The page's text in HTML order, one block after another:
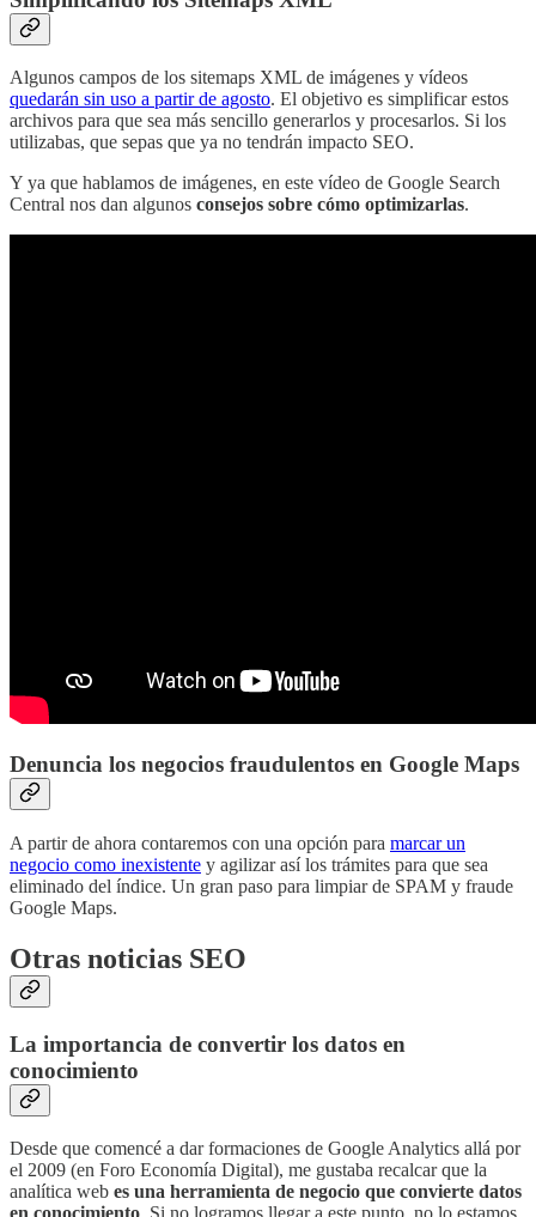
Algunos campos de los sitemaps XML de imágenes y vídeos
quedarán sin uso a partir de agosto. El objetivo es simplificar estos
archivos para que sea más sencillo generarlos y procesarlos. Si los
utilizabas, que sepas que ya no tendrán impacto SEO.
Y ya que hablamos de imágenes, en este vídeo de Google Search
Central nos dan algunos consejos sobre cómo optimizarlas.
Denuncia los negocios fraudulentos en Google Maps
A partir de ahora contaremos con una opción para marcar un
negocio como inexistente y agilizar así los trámites para que sea
eliminado del índice. Un gran paso para limpiar de SPAM y fraude
Google Maps.
Otras noticias SEO
La importancia de convertir los datos en
conocimiento
Desde que comencé a dar formaciones de Google Analytics allá por
el 2009 (en Foro Economía Digital), me gustaba recalcar que la
analítica web es una herramienta de negocio que convierte datos